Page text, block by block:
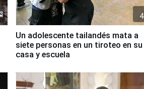
4
Un adolescente tailandés mata a
siete personas en un tiroteo en su
casa y escuela